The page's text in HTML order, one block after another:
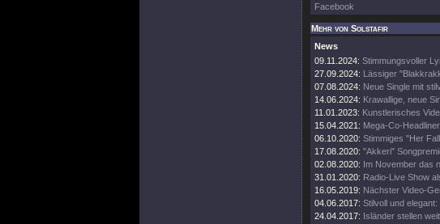
Facebook
Mehr von Solstafir
News
09.11.2024: Stimmungsvoller
27.09.2024: Lässiger
07.08.2024: Neue Single mit
14.06.2024: Krawallige, neue
11.01.2023: Kunstlerisches
15.04.2021: Mega-Co-
06.10.2020: Stimmiges "Her
17.08.2020: "Akkeri"
02.08.2020: Im November das
31.01.2020: Radio-Live Show
16.05.2019: Nächster Video-
04.06.2017: Stilvoll und
24.04.2017: Isländer stellen